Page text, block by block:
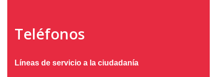
Teléfonos
Líneas de servicio a la ciudadanía